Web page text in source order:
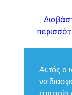
Αυτός ο
να